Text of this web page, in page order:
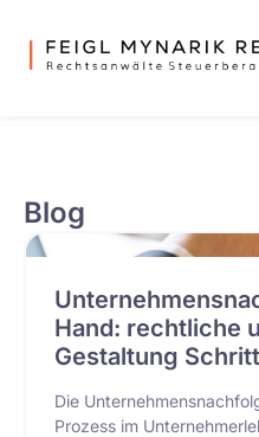
Blog
Hand: rechtliche
Gestaltung
Die
Prozess im